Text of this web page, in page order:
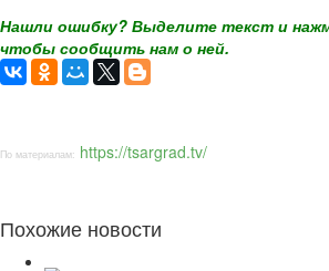
Нашли ошибку? Выделите текст и
чтобы сообщить нам о ней.
По материалам: https://tsargrad.tv/
Похожие новости